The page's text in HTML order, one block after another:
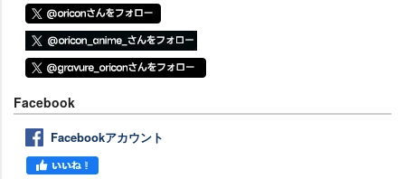
Facebook
Facebookアカウント